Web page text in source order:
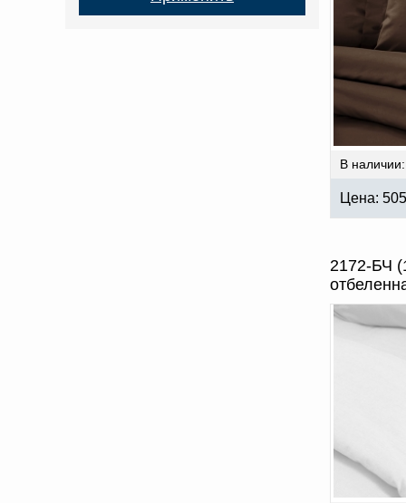
В
Цена:
2172-БЧ